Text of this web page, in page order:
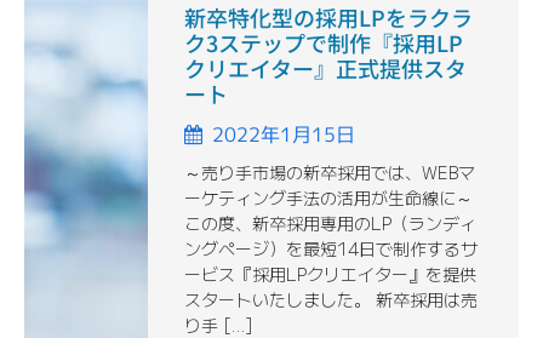
新卒特化型の採用LPをラクラ
ク3ステップで制作『採用LP
クリエイター』正式提供スタ
ート
2022年1月15日
～売り手市場の新卒採用では、WEBマ
ーケティング手法の活用が生命線に～
この度、新卒採用専用のLP（ランディ
ングページ）を最短14日で制作するサ
ービス『採用LPクリエイター』を提供
スタートいたしました。 新卒採用は売
り手 […]